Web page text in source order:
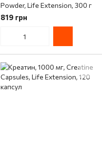
Powder, Life Extension, 300 г
819 грн